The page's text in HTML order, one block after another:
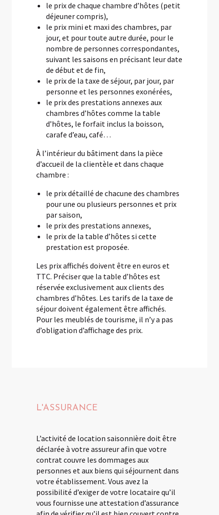
le prix de chaque chambre d’hôtes (petit
déjeuner compris),
le prix mini et maxi des chambres, par
jour, et pour toute autre durée, pour le
nombre de personnes correspondantes,
suivant les saisons en précisant leur date
de début et de fin,
le prix de la taxe de séjour, par jour, par
personne et les personnes exonérées,
le prix des prestations annexes aux
chambres d’hôtes comme la table
d’hôtes, le forfait inclus la boisson,
carafe d’eau, café…
À l’intérieur du bâtiment dans la pièce
d’accueil de la clientèle et dans chaque
chambre :
le prix détaillé de chacune des chambres
pour une ou plusieurs personnes et prix
par saison,
le prix des prestations annexes,
le prix de la table d’hôtes si cette
prestation est proposée.
Les prix affichés doivent être en euros et
TTC. Préciser que la table d’hôtes est
réservée exclusivement aux clients des
chambres d’hôtes. Les tarifs de la taxe de
séjour doivent également être affichés.
Pour les meublés de tourisme, il n’y a pas
d’obligation d’affichage des prix.
L'ASSURANCE
L’activité de location saisonnière doit être
déclarée à votre assureur afin que votre
contrat couvre les dommages aux
personnes et aux biens qui séjournent dans
votre établissement. Vous avez la
possibilité d’exiger de votre locataire qu’il
vous fournisse une attestation d’assurance